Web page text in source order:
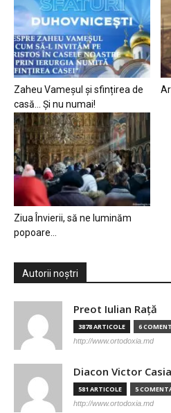
Zaheu Vameșul și sfințirea de
casă… Și nu numai!
Ziua Învierii, să ne luminăm
popoare…
Autorii noștri
Preot Iulian Raţă
3878 ARTICOLE 6
http://www.ortodoxia.md
Diacon Victor
581 ARTICOLE 5
http://www.ortodoxia.md